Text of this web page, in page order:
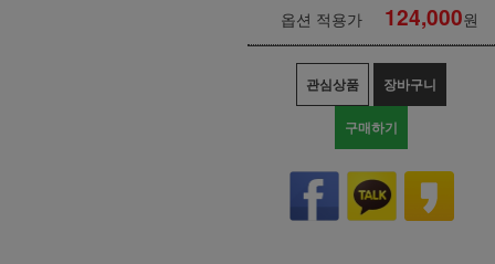
옵션 적용가 124,000원
관심상품 장바구니
구매하기